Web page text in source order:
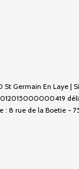
Germain En Laye |
: 8 rue de la Boetie -